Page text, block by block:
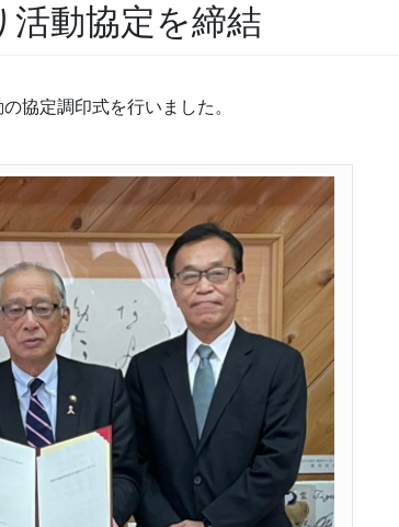
活動協定を締結
協定調印式を行いました。